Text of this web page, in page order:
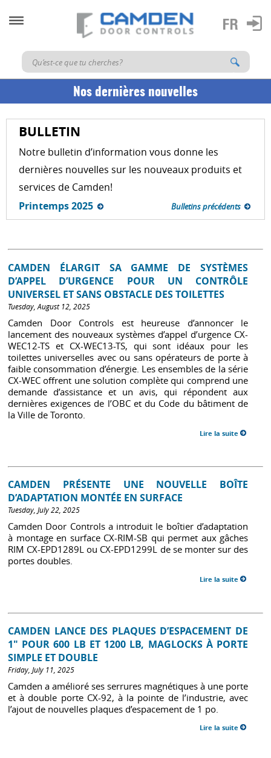
Nos dernières nouvelles
BULLETIN
Notre bulletin d’information vous donne les
dernières nouvelles sur les nouveaux produits et
services de Camden!
Printemps 2025
Bulletins précédents
CAMDEN ÉLARGIT SA GAMME DE SYSTÈMES
D’APPEL D’URGENCE POUR UN CONTRÔLE
UNIVERSEL ET SANS OBSTACLE DES TOILETTES
Tuesday, August 12, 2025
Camden Door Controls est heureuse d’annoncer le
lancement des nouveaux systèmes d’appel d’urgence CX-
WEC12-TS et CX-WEC13-TS, qui sont idéaux pour les
toilettes universelles avec ou sans opérateurs de porte à
faible consommation d’énergie. Les ensembles de la série
CX-WEC offrent une solution complète qui comprend une
demande d’assistance et un avis, qui répondent aux
dernières exigences de l’OBC et du Code du bâtiment de
la Ville de Toronto.
Lire la suite
CAMDEN PRÉSENTE UNE NOUVELLE BOÎTE
D’ADAPTATION MONTÉE EN SURFACE
Tuesday, July 22, 2025
Camden Door Controls a introduit le boîtier d’adaptation
à montage en surface CX-RIM-SB qui permet aux gâches
RIM CX-EPD1289L ou CX-EPD1299L de se monter sur des
portes doubles.
Lire la suite
CAMDEN LANCE DES PLAQUES D’ESPACEMENT DE
1" POUR 600 LB ET 1200 LB, MAGLOCKS À PORTE
SIMPLE ET DOUBLE
Friday, July 11, 2025
Camden a amélioré ses serrures magnétiques à une porte
et à double porte CX-92, à la pointe de l’industrie, avec
l’ajout de nouvelles plaques d’espacement de 1 po.
Lire la suite